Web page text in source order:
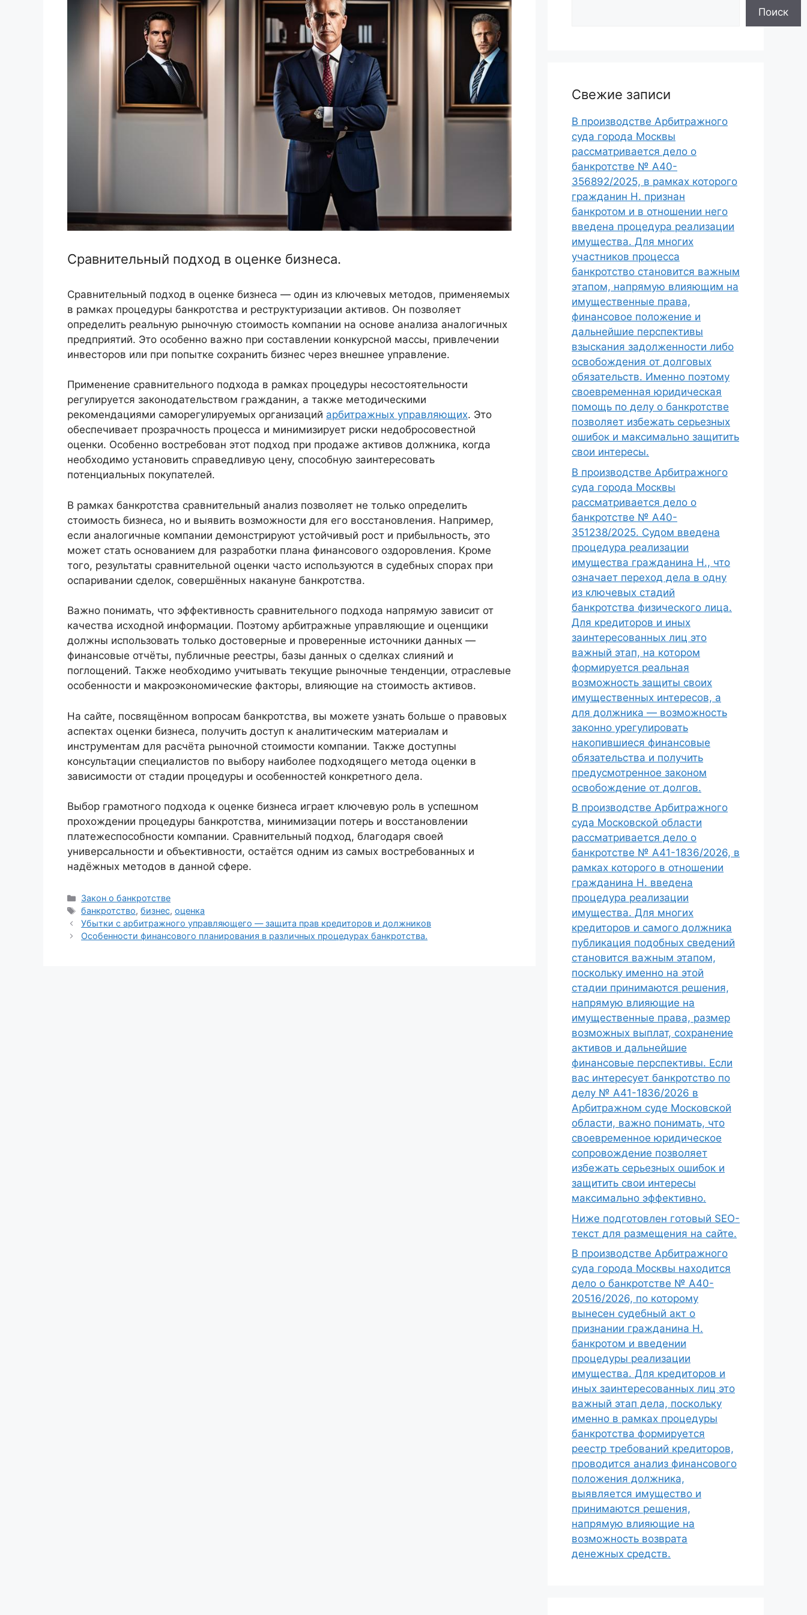
Сравнительный подход в оценке бизнеса.
Сравнительный подход в оценке бизнеса — один из ключевых методов, применяемых
в рамках процедуры банкротства и реструктуризации активов. Он позволяет
определить реальную рыночную стоимость компании на основе анализа аналогичных
предприятий. Это особенно важно при составлении конкурсной массы, привлечении
инвесторов или при попытке сохранить бизнес через внешнее управление.
Применение сравнительного подхода в рамках процедуры несостоятельности
регулируется законодательством гражданин, а также методическими
рекомендациями саморегулируемых организаций арбитражных управляющих. Это
обеспечивает прозрачность процесса и минимизирует риски недобросовестной
оценки. Особенно востребован этот подход при продаже активов должника, когда
необходимо установить справедливую цену, способную заинтересовать
потенциальных покупателей.
В рамках банкротства сравнительный анализ позволяет не только определить
стоимость бизнеса, но и выявить возможности для его восстановления. Например,
если аналогичные компании демонстрируют устойчивый рост и прибыльность, это
может стать основанием для разработки плана финансового оздоровления. Кроме
того, результаты сравнительной оценки часто используются в судебных спорах при
оспаривании сделок, совершённых накануне банкротства.
Важно понимать, что эффективность сравнительного подхода напрямую зависит от
качества исходной информации. Поэтому арбитражные управляющие и оценщики
должны использовать только достоверные и проверенные источники данных —
финансовые отчёты, публичные реестры, базы данных о сделках слияний и
поглощений. Также необходимо учитывать текущие рыночные тенденции, отраслевые
особенности и макроэкономические факторы, влияющие на стоимость активов.
На сайте, посвящённом вопросам банкротства, вы можете узнать больше о правовых
аспектах оценки бизнеса, получить доступ к аналитическим материалам и
инструментам для расчёта рыночной стоимости компании. Также доступны
консультации специалистов по выбору наиболее подходящего метода оценки в
зависимости от стадии процедуры и особенностей конкретного дела.
Выбор грамотного подхода к оценке бизнеса играет ключевую роль в успешном
прохождении процедуры банкротства, минимизации потерь и восстановлении
платежеспособности компании. Сравнительный подход, благодаря своей
универсальности и объективности, остаётся одним из самых востребованных и
надёжных методов в данной сфере.
Рубрики
Закон о банкротстве
Метки
банкротство,бизнес,оценка
Убытки с арбитражного управляющего — защита прав кредиторов и должников
Особенности финансового планирования в различных процедурах банкротства.
Поиск
Свежие записи
В производстве Арбитражного
суда города Москвы
рассматривается дело о
банкротстве № А40-
356892/2025, в рамках которого
гражданин Н. признан
банкротом и в отношении него
введена процедура реализации
имущества. Для многих
участников процесса
банкротство становится важным
этапом, напрямую влияющим на
имущественные права,
финансовое положение и
дальнейшие перспективы
взыскания задолженности либо
освобождения от долговых
обязательств. Именно поэтому
своевременная юридическая
помощь по делу о банкротстве
позволяет избежать серьезных
ошибок и максимально защитить
свои интересы.
В производстве Арбитражного
суда города Москвы
рассматривается дело о
банкротстве № А40-
351238/2025. Судом введена
процедура реализации
имущества гражданина Н., что
означает переход дела в одну
из ключевых стадий
банкротства физического лица.
Для кредиторов и иных
заинтересованных лиц это
важный этап, на котором
формируется реальная
возможность защиты своих
имущественных интересов, а
для должника — возможность
законно урегулировать
накопившиеся финансовые
обязательства и получить
предусмотренное законом
освобождение от долгов.
В производстве Арбитражного
суда Московской области
рассматривается дело о
банкротстве № А41-1836/2026, в
рамках которого в отношении
гражданина Н. введена
процедура реализации
имущества. Для многих
кредиторов и самого должника
публикация подобных сведений
становится важным этапом,
поскольку именно на этой
стадии принимаются решения,
напрямую влияющие на
имущественные права, размер
возможных выплат, сохранение
активов и дальнейшие
финансовые перспективы. Если
вас интересует банкротство по
делу № А41-1836/2026 в
Арбитражном суде Московской
области, важно понимать, что
своевременное юридическое
сопровождение позволяет
избежать серьезных ошибок и
защитить свои интересы
максимально эффективно.
Ниже подготовлен готовый SEO-
текст для размещения на сайте.
В производстве Арбитражного
суда города Москвы находится
дело о банкротстве № А40-
20516/2026, по которому
вынесен судебный акт о
признании гражданина Н.
банкротом и введении
процедуры реализации
имущества. Для кредиторов и
иных заинтересованных лиц это
важный этап дела, поскольку
именно в рамках процедуры
банкротства формируется
реестр требований кредиторов,
проводится анализ финансового
положения должника,
выявляется имущество и
принимаются решения,
напрямую влияющие на
возможность возврата
денежных средств.